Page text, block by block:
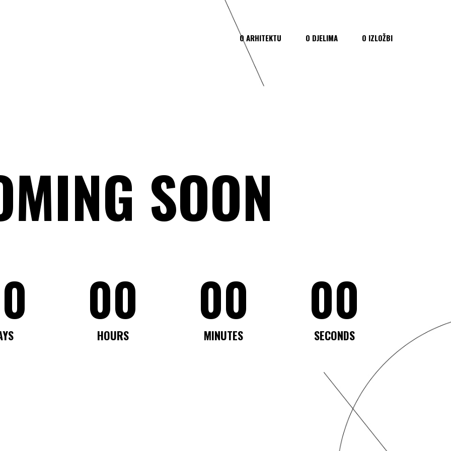
O ARHITEKTU O DJELIMA O IZLOŽBI
SOON
00
HOURS
00
MINUTES
00
SECONDS